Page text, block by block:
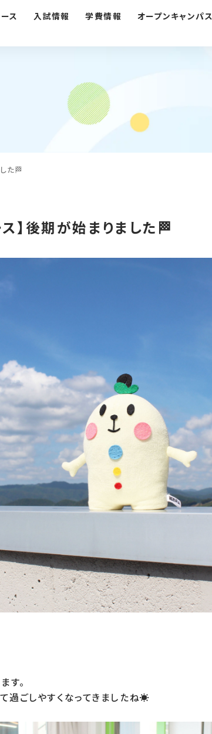
ス 入試情報 学費情報 オープンキャンパス
た🏁
】後期が始まりました🏁
す。
過ごしやすくなってきましたね☀️